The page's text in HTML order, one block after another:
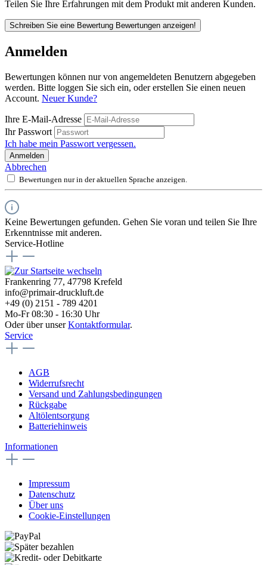
Teilen Sie Ihre Erfahrungen mit dem Produkt mit anderen Kunden.
Schreiben Sie eine Bewertung Bewertungen anzeigen!
Anmelden
Bewertungen können nur von angemeldeten Benutzern abgegeben
werden. Bitte loggen Sie sich ein, oder erstellen Sie einen neuen
Account. Neuer Kunde?
Ihre E-Mail-Adresse
Ihr Passwort
Ich habe mein Passwort vergessen.
Anmelden
Abbrechen
Bewertungen nur in der aktuellen Sprache anzeigen.
Keine Bewertungen gefunden. Gehen Sie voran und teilen Sie Ihre
Erkenntnisse mit anderen.
Service-Hotline
Frankenring 77, 47798 Krefeld
info@primair-druckluft.de
+49 (0) 2151 - 789 4201
Mo-Fr 08:30 - 16:30 Uhr
Oder über unserKontaktformular.
Service
AGB
Widerrufsrecht
Versand und Zahlungsbedingungen
Rückgabe
Altölentsorgung
Batteriehinweis
Informationen
Impressum
Datenschutz
Über uns
Cookie-Einstellungen